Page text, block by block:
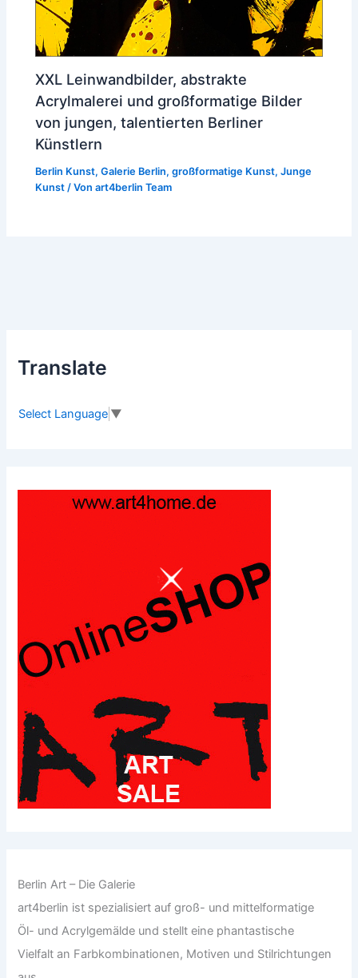
XXL Leinwandbilder, abstrakte
Acrylmalerei und großformatige Bilder
von jungen, talentierten Berliner
Künstlern
Berlin Kunst,Galerie Berlin,großformatige Kunst,Junge
Kunst / Vonart4berlin Team
Translate
Select Language ▼
Berlin Art – Die Galerie
art4berlin ist spezialisiert auf groß- und mittelformatige
Öl- und Acrylgemälde und stellt eine phantastische
Vielfalt an Farbkombinationen, Motiven und Stilrichtungen